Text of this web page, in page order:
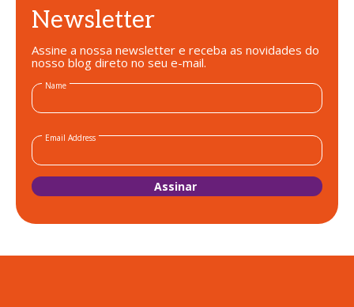
Newsletter
Assine a nossa newsletter e receba as novidades do
nosso blog direto no seu e-mail.
Name
Email Address